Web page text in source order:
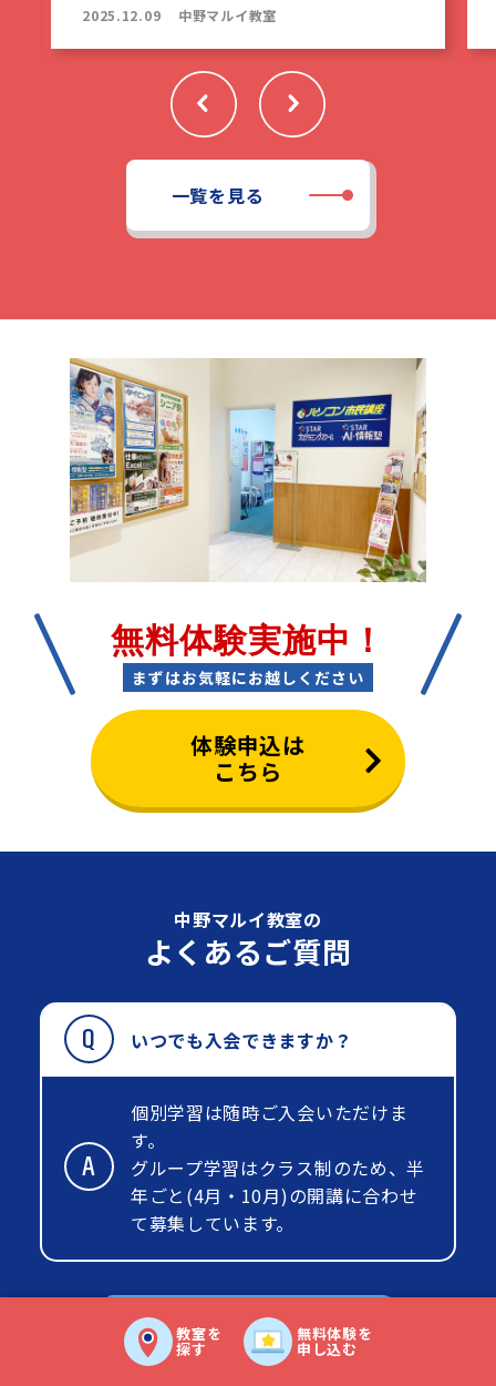
2025.12.09 中野マルイ教室
一覧を見る
無料体験実施中！
まずはお気軽にお越しください
体験申込は
こちら
中野マルイ教室の
よくあるご質問
いつでも入会できますか？
個別学習は随時ご入会いただけま
す。
グループ学習はクラス制のため、半
年ごと(4月・10月)の開講に合わせ
て募集しています。
よくある質問 無料体験を
申し込む
教室を
探す